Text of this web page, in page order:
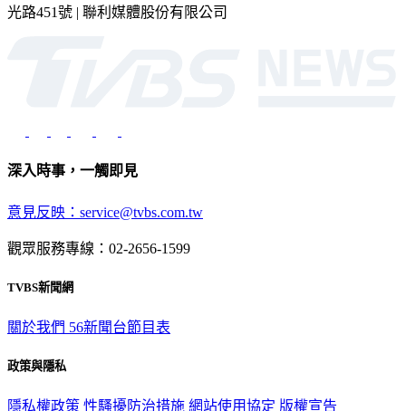
光路451號 | 聯利媒體股份有限公司
深入時事，一觸即見
意見反映：service@tvbs.com.tw
觀眾服務專線：02-2656-1599
TVBS新聞網
關於我們 56新聞台節目表
政策與隱私
隱私權政策 性騷擾防治措施 網站使用協定 版權宣告